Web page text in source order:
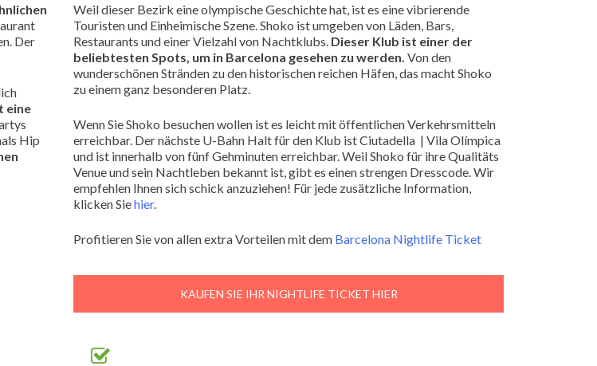
Der
eine
Hip
Weil dieser Bezirk eine olympische Geschichte hat, ist es eine vibrierende
Touristen und Einheimische Szene. Shoko ist umgeben von Läden, Bars,
Restaurants und einer Vielzahl von Nachtklubs. Dieser Klub ist einer der
beliebtesten Spots, um in Barcelona gesehen zu werden. Von den
wunderschönen Stränden zu den historischen reichen Häfen, das macht Shoko
zu einem ganz besonderen Platz.
Wenn Sie Shoko besuchen wollen ist es leicht mit öffentlichen Verkehrsmitteln
erreichbar. Der nächste U-Bahn Halt für den Klub ist Ciutadella | Vila Olímpica
und ist innerhalb von fünf Gehminuten erreichbar. Weil Shoko für ihre Qualitäts
Venue und sein Nachtleben bekannt ist, gibt es einen strengen Dresscode. Wir
empfehlen Ihnen sich schick anzuziehen! Für jede zusätzliche Information,
klicken Siehier.
Profitieren Sie von allen extra Vorteilen mit dem Barcelona Nightlife Ticket
KAUFEN SIE IHR NIGHTLIFE TICKET HIER